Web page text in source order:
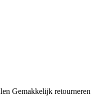
Gemakkelijk retourneren